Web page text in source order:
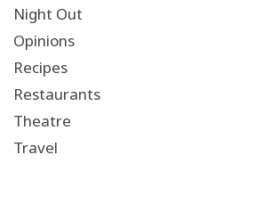
Night Out
Opinions
Recipes
Restaurants
Theatre
Travel